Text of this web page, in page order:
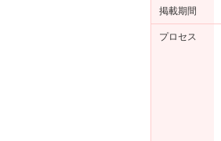
掲載期間
プロセス